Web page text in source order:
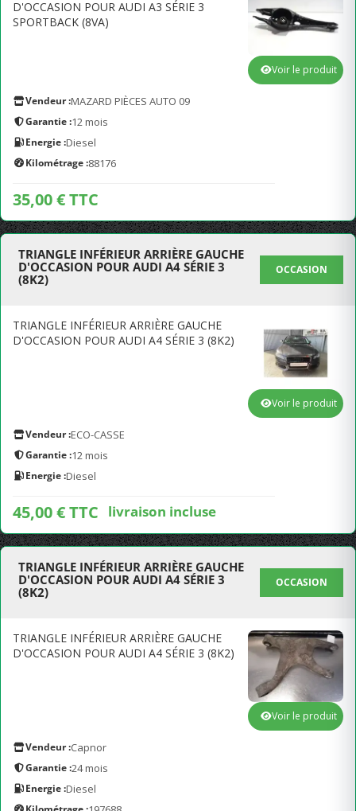
D'OCCASION POUR AUDI A3 SÉRIE 3
SPORTBACK (8VA)
Vendeur :MAZARD PIÈCES AUTO 09
Garantie :12 mois
Energie :Diesel
Kilométrage :88176
35,00 € TTC
Voir le produit
TRIANGLE INFÉRIEUR ARRIÈRE GAUCHE
D'OCCASION POUR AUDI A4 SÉRIE 3
(8K2)
OCCASION
TRIANGLE INFÉRIEUR ARRIÈRE GAUCHE
D'OCCASION POUR AUDI A4 SÉRIE 3 (8K2)
Vendeur :ECO-CASSE
Garantie :12 mois
Energie :Diesel
45,00 € TTC livraison incluse
Voir le produit
TRIANGLE INFÉRIEUR ARRIÈRE GAUCHE
D'OCCASION POUR AUDI A4 SÉRIE 3
(8K2)
OCCASION
TRIANGLE INFÉRIEUR ARRIÈRE GAUCHE
D'OCCASION POUR AUDI A4 SÉRIE 3 (8K2)
Vendeur :Capnor
Garantie :24 mois
Energie :Diesel
Voir le produit